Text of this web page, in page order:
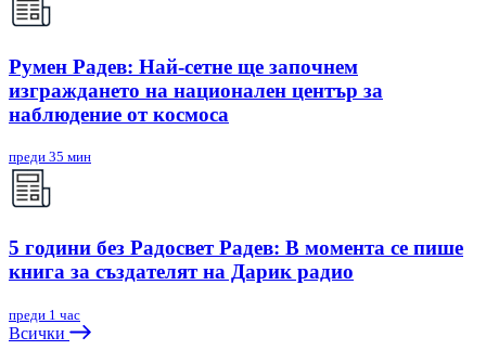
Румен Радев: Най-сетне ще започнем
изграждането на национален център за
наблюдение от космоса
преди 35 мин
5 години без Радосвет Радев: В момента се пише
книга за създателят на Дарик радио
преди 1 час
Всички